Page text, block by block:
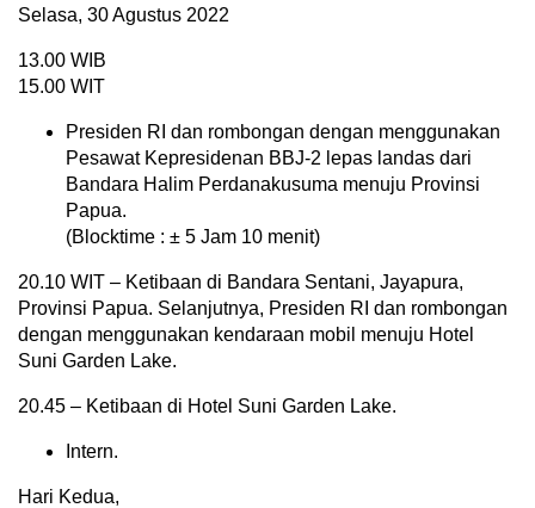
Selasa, 30 Agustus 2022
13.00 WIB
15.00 WIT
Presiden RI dan rombongan dengan menggunakan
Pesawat Kepresidenan BBJ-2 lepas landas dari
Bandara Halim Perdanakusuma menuju Provinsi
Papua.
(Blocktime : ± 5 Jam 10 menit)
20.10 WIT – Ketibaan di Bandara Sentani, Jayapura,
Provinsi Papua. Selanjutnya, Presiden RI dan rombongan
dengan menggunakan kendaraan mobil menuju Hotel
Suni Garden Lake.
20.45 – Ketibaan di Hotel Suni Garden Lake.
Intern.
Hari Kedua,